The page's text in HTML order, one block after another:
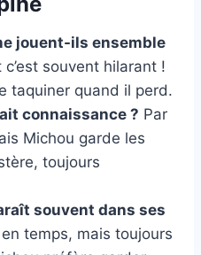
jouent-ils ensemble
c’est souvent hilarant !
taquiner quand il perd.
connaissance ? Par
Michou garde les
toujours
souvent dans ses
temps, mais toujours